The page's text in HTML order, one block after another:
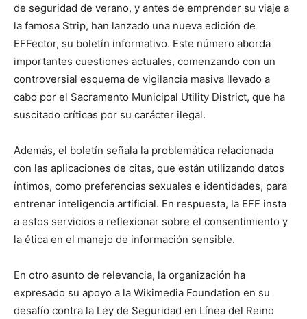
de seguridad de verano, y antes de emprender su viaje a
la famosa Strip, han lanzado una nueva edición de
EFFector, su boletín informativo. Este número aborda
importantes cuestiones actuales, comenzando con un
controversial esquema de vigilancia masiva llevado a
cabo por el Sacramento Municipal Utility District, que ha
suscitado críticas por su carácter ilegal.
Además, el boletín señala la problemática relacionada
con las aplicaciones de citas, que están utilizando datos
íntimos, como preferencias sexuales e identidades, para
entrenar inteligencia artificial. En respuesta, la EFF insta
a estos servicios a reflexionar sobre el consentimiento y
la ética en el manejo de información sensible.
En otro asunto de relevancia, la organización ha
expresado su apoyo a la Wikimedia Foundation en su
desafío contra la Ley de Seguridad en Línea del Reino